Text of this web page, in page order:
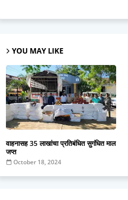
YOU MAY LIKE
वाहनासह 35 लाखांचा प्रतिबंधित सुगंधित माल
जप्त
October 18, 2024